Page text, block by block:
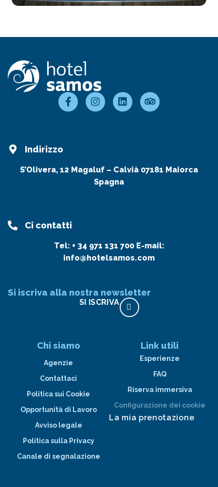
Indirizzo
S’Olivera, 12 Magaluf – Calvià 07181 Maiorca
Spagna
Ci contatti
Tel: + 34 971 131 700E-mail:
info@hotelsamos.com
Si iscriva alla nostra newsletter
SI ISCRIVA
Chi siamo
Agenzie
Contattaci
Politica sui Cookie
Opportunità di Lavoro
Avviso legale
Politica sulla Privacy
Canale di segnalazione
Link utili
Esperienze
FAQ
Riserva immersiva
Configurazione dei cookie
La mia prenotazione